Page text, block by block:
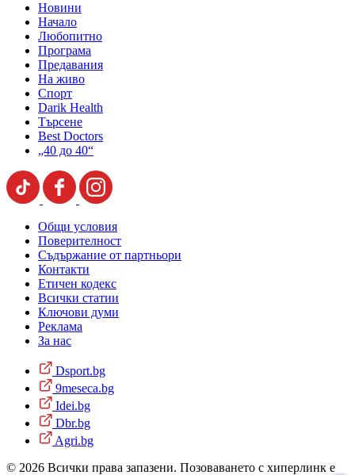
Новини
Начало
Любопитно
Програма
Предавания
На живо
Спорт
Darik Health
Търсене
Best Doctors
„40 до 40“
Общи условия
Поверителност
Съдържание от партньори
Контакти
Етичен кодекс
Всички статии
Ключови думи
Реклама
За нас
Dsport.bg
9meseca.bg
Idei.bg
Dbr.bg
Agri.bg
© 2026 Всички права запазени. Позоваването с хиперлинк е